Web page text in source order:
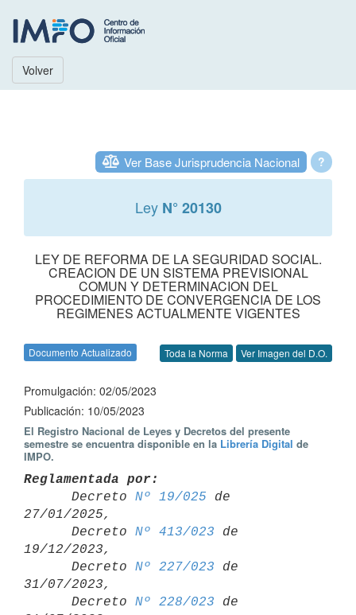
Volver
?
Ver Base Jurisprudencia Nacional
Ley N° 20130
LEY DE REFORMA DE LA SEGURIDAD SOCIAL.
CREACION DE UN SISTEMA PREVISIONAL
COMUN Y DETERMINACION DEL
PROCEDIMIENTO DE CONVERGENCIA DE LOS
REGIMENES ACTUALMENTE VIGENTES
Documento Actualizado Toda la Norma Ver Imagen del D.O.
Promulgación: 02/05/2023
Publicación: 10/05/2023
El Registro Nacional de Leyes y Decretos del presente
semestre se encuentra disponible en la Librería Digital de
IMPO.
Reglamentada por:
Decreto Nº 19/025 de
27/01/2025,
      Decreto
Nº 413/023 de
19/12/2023,
      Decreto
Nº 227/023 de
31/07/2023,
      Decreto
Nº 228/023 de